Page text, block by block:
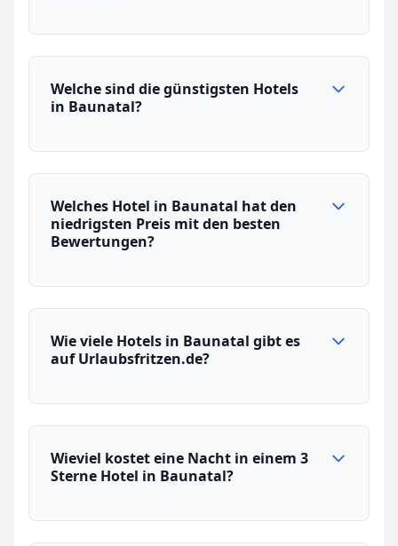
Welche sind die günstigsten Hotels
in Baunatal?
Welches Hotel in Baunatal hat den
niedrigsten Preis mit den besten
Bewertungen?
Wie viele Hotels in Baunatal gibt es
auf Urlaubsfritzen.de?
Wieviel kostet eine Nacht in einem 3
Sterne Hotel in Baunatal?